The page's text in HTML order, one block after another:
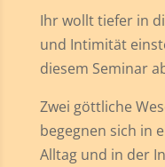
Ihr wollt tiefer in
und Intimität
diesem Seminar
Zwei göttliche
begegnen sich in
Alltag und in der